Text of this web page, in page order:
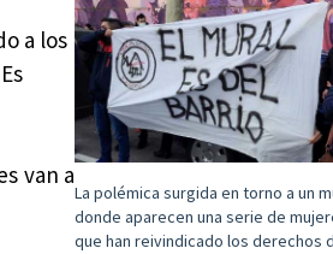
a los
van a
La polémica surgida en torno a un
donde aparecen una serie de
que han reivindicado los derechos